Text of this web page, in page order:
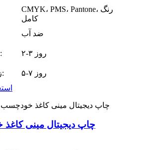
CMYK، PMS، Pantone، رنگ
کامل
ضد آب
زمان نمونه: ۲-۳ روز
زمان تحویل:
۵-۷ روز
چاپ دیجیتال مینی